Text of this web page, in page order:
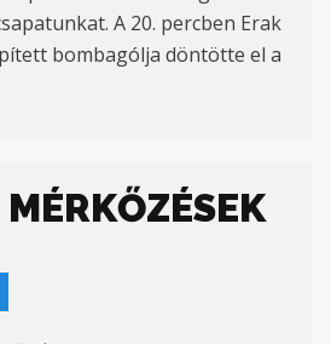
A 20. percben Erak
bombagólja döntötte el a